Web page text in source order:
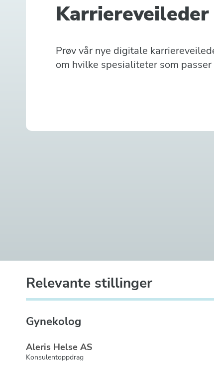
Karriereveileder
Prøv vår nye digitale
om hvilke spesialiteter som passer
Relevante stillinger
Gynekolog
Aleris Helse AS
Konsulentoppdrag